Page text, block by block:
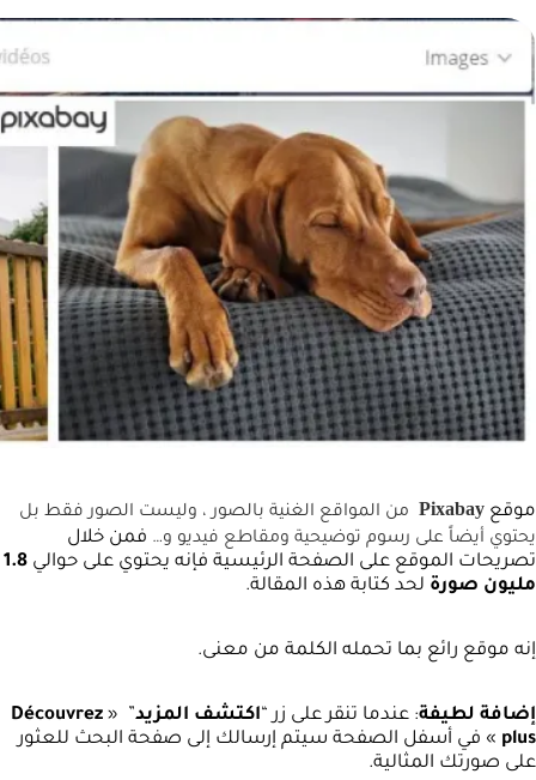
موقع
من المواقع الغنية بالصور ، وليست الصور فقط بل
يحتوي أيضاً على رسوم توضيحية ومقاطع فيديو و… فمن خلال
تصريحات الموقع على الصفحة الرئيسية فإنه يحتوي على حوالي 1.8
مليون صورة لحد كتابة هذه المقالة.
إنه موقع رائع بما تحمله الكلمة من معنى.
إضافة لطيفة: عندما تنقر على زر “اكتشف المزيد” «
Découvrez
plus » في أسفل الصفحة سيتم إرسالك إلى صفحة البحث للعثور
على صورتك المثالية.